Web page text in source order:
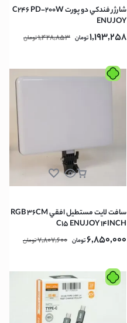
شارژر فندكي دو پورت C246 PD-200W
ENUJOY
1,193,258تومان 1,428,853تومان
سافت لايت مستطيل افقي RGB 36CM
C15 ENUJOY 14INCH
6,850,000تومان 7,807,600تومان